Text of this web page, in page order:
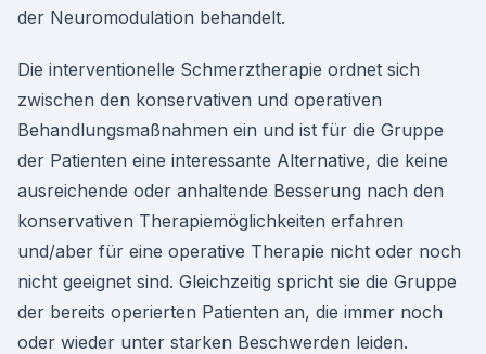
der Neuromodulation behandelt.
Die interventionelle Schmerztherapie ordnet sich
zwischen den konservativen und operativen
Behandlungsmaßnahmen ein und ist für die Gruppe
der Patienten eine interessante Alternative, die keine
ausreichende oder anhaltende Besserung nach den
konservativen Therapiemöglichkeiten erfahren
und/aber für eine operative Therapie nicht oder noch
nicht geeignet sind. Gleichzeitig spricht sie die Gruppe
der bereits operierten Patienten an, die immer noch
oder wieder unter starken Beschwerden leiden.